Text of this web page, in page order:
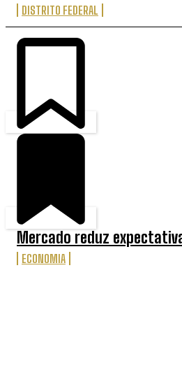
DISTRITO FEDERAL
Mercado reduz
ECONOMIA